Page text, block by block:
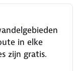
in elke
zijn gratis.